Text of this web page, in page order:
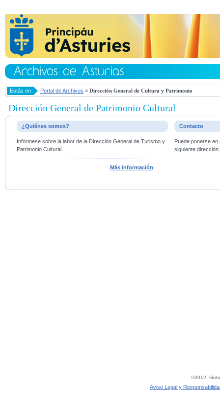
Estás en Portal de Archivos » Dirección General de Cultura y Patrimonio
Dirección General de Patrimonio Cultural
¿Quiénes somos?
Infórmese sobre la labor de la Dirección General de Turismo y
Patrimonio Cultural.
Más información
Contacto
Puede ponerse
siguiente dirección.
©2012,
Aviso Legal y